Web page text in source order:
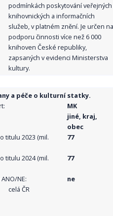
podmínkách poskytování veřejných
knihovnických a informačních
služeb, v platném znění. Je určen na
podporu činnosti více než 6 000
knihoven České republiky,
zapsaných v evidenci Ministerstva
kultury.
a péče o kulturní statky.
MK
jiné, kraj,
obec
titulu 2023 (mil.
77
titulu 2024 (mil.
77
NE:
ne
celá ČR